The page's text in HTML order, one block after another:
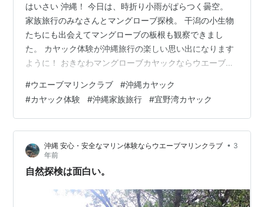
はいさい 沖縄！ 今日は、時折り小雨がぱらつく曇空。
家族旅行のみなさんとマングローブ探検。 干潟の小生物
たちにも出会えてマングローブの板根も観察できまし
た。 カヤック体験が沖縄旅行の楽しい思い出になります
ように！ おきなわマングローブカヤックならウエーブマ
ての方から 丁寧に漕ぎ方をレクチャーして安心・安全で
楽しいツアーを開催しています。 お気軽にご参加くださ
いね！ Google レビュー4.9☆ 沖縄カヤックショップで
す。 カヤックのお申し込みはこちらから Sign in -
Google Accounts www.google.co.jp…
#ウエーブマリンクラブ #沖縄カヤック
#カヤック体験 #沖縄家族旅行 #宜野湾カヤック
沖縄 安心・安全なマリン体験ならウエーブマリンクラブ • 3
年前
自然探検は面白い。